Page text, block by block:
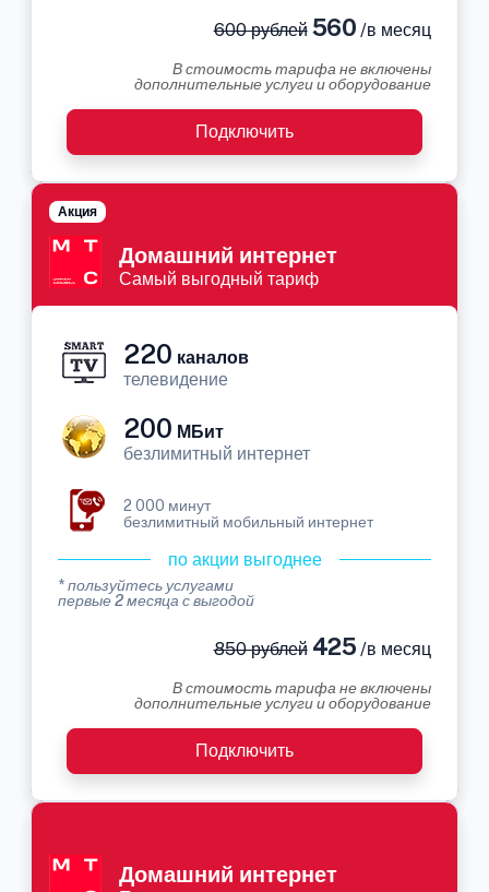
600 рублей560 /в месяц
В стоимость тарифа не включены
дополнительные услуги и оборудование
Подключить
Домашний интернет
Самый выгодный тариф
Акция
220 каналов
телевидение
200 МБит
безлимитный интернет
2 000 минут
безлимитный мобильный интернет
по акции выгоднее
* пользуйтесь услугами
первые 2 месяца с выгодой
850 рублей425 /в месяц
В стоимость тарифа не включены
дополнительные услуги и оборудование
Подключить
Домашний интернет